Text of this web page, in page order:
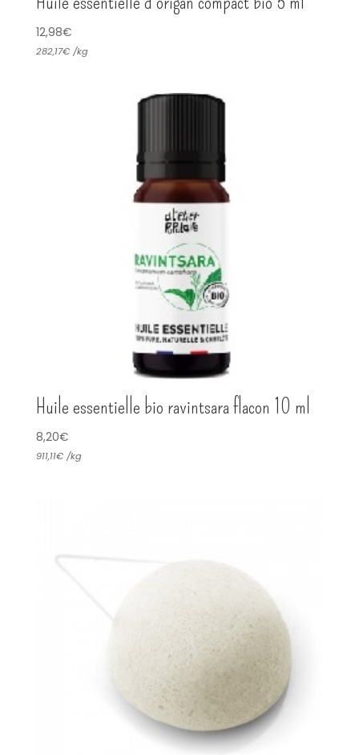
12,98€
282,17€ /kg
Huile essentielle bio ravintsara flacon 10 ml
8,20€
911,11€ /kg